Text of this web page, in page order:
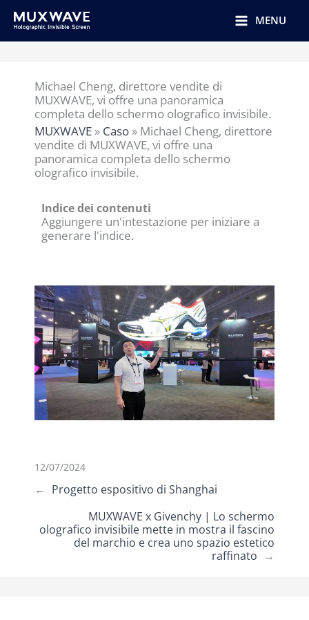
MENU
Michael Cheng, direttore vendite di
MUXWAVE, vi offre una panoramica
completa dello schermo olografico invisibile.
MUXWAVE » Caso » Michael Cheng, direttore
vendite di MUXWAVE, vi offre una
panoramica completa dello schermo
olografico invisibile.
Indice dei contenuti
Aggiungere un'intestazione per iniziare a
generare l'indice.
12/07/2024
← Progetto espositivo di Shanghai
MUXWAVE x Givenchy | Lo schermo
olografico invisibile mette in mostra il fascino
del marchio e crea uno spazio estetico
raffinato →